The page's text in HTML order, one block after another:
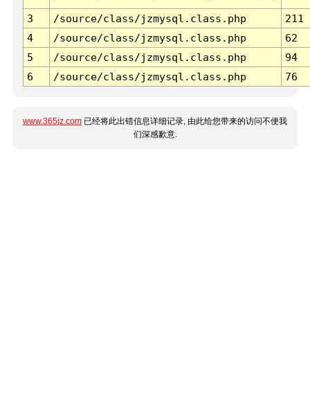
3 /source/class/jzmysql.class.php
211
4
/source/class/jzmysql.class.php
62
5
/source/class/jzmysql.class.php
94
6
/source/class/jzmysql.class.php 76
www.365jz.com 已经将此出错信息详细记录, 由此给您带来的访问不便我
们深感歉意.